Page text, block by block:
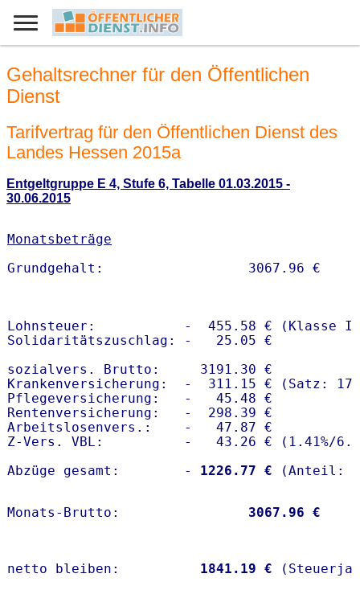
Gehaltsrechner für den Öffentlichen
Dienst
Tarifvertrag für den Öffentlichen Dienst des
Landes Hessen 2015a
Entgeltgruppe E 4, Stufe 6, Tabelle 01.03.2015 -
30.06.2015
Monatsbeträge
Lohnsteuer:           -  455.58 € (Klasse I)
Solidaritätszuschlag: -   25.05 €
sozialvers. Brutto:     3191.30 €
Krankenversicherung:  -  311.15 € (Satz:
Pflegeversicherung:   -   45.48 €
Rentenversicherung:   -  298.39 €
Arbeitslosenvers.:    -   47.87 €
Z-Vers. VBL:          -   43.26 € ( 1.41%/
Abzüge gesamt:        -
1226.77 €
Monats-Brutto: 3067.96 €
netto bleiben: 1841.19 €